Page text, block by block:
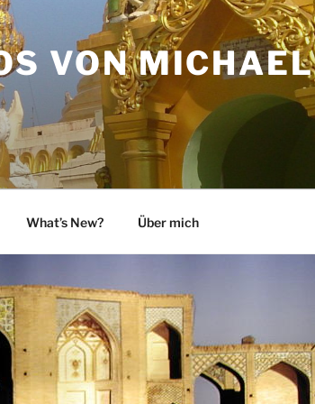
VON MICHAEL
What’s New? Über mich